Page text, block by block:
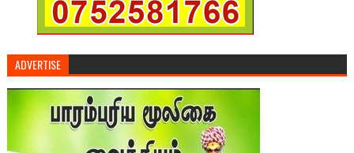
ADVERTISE